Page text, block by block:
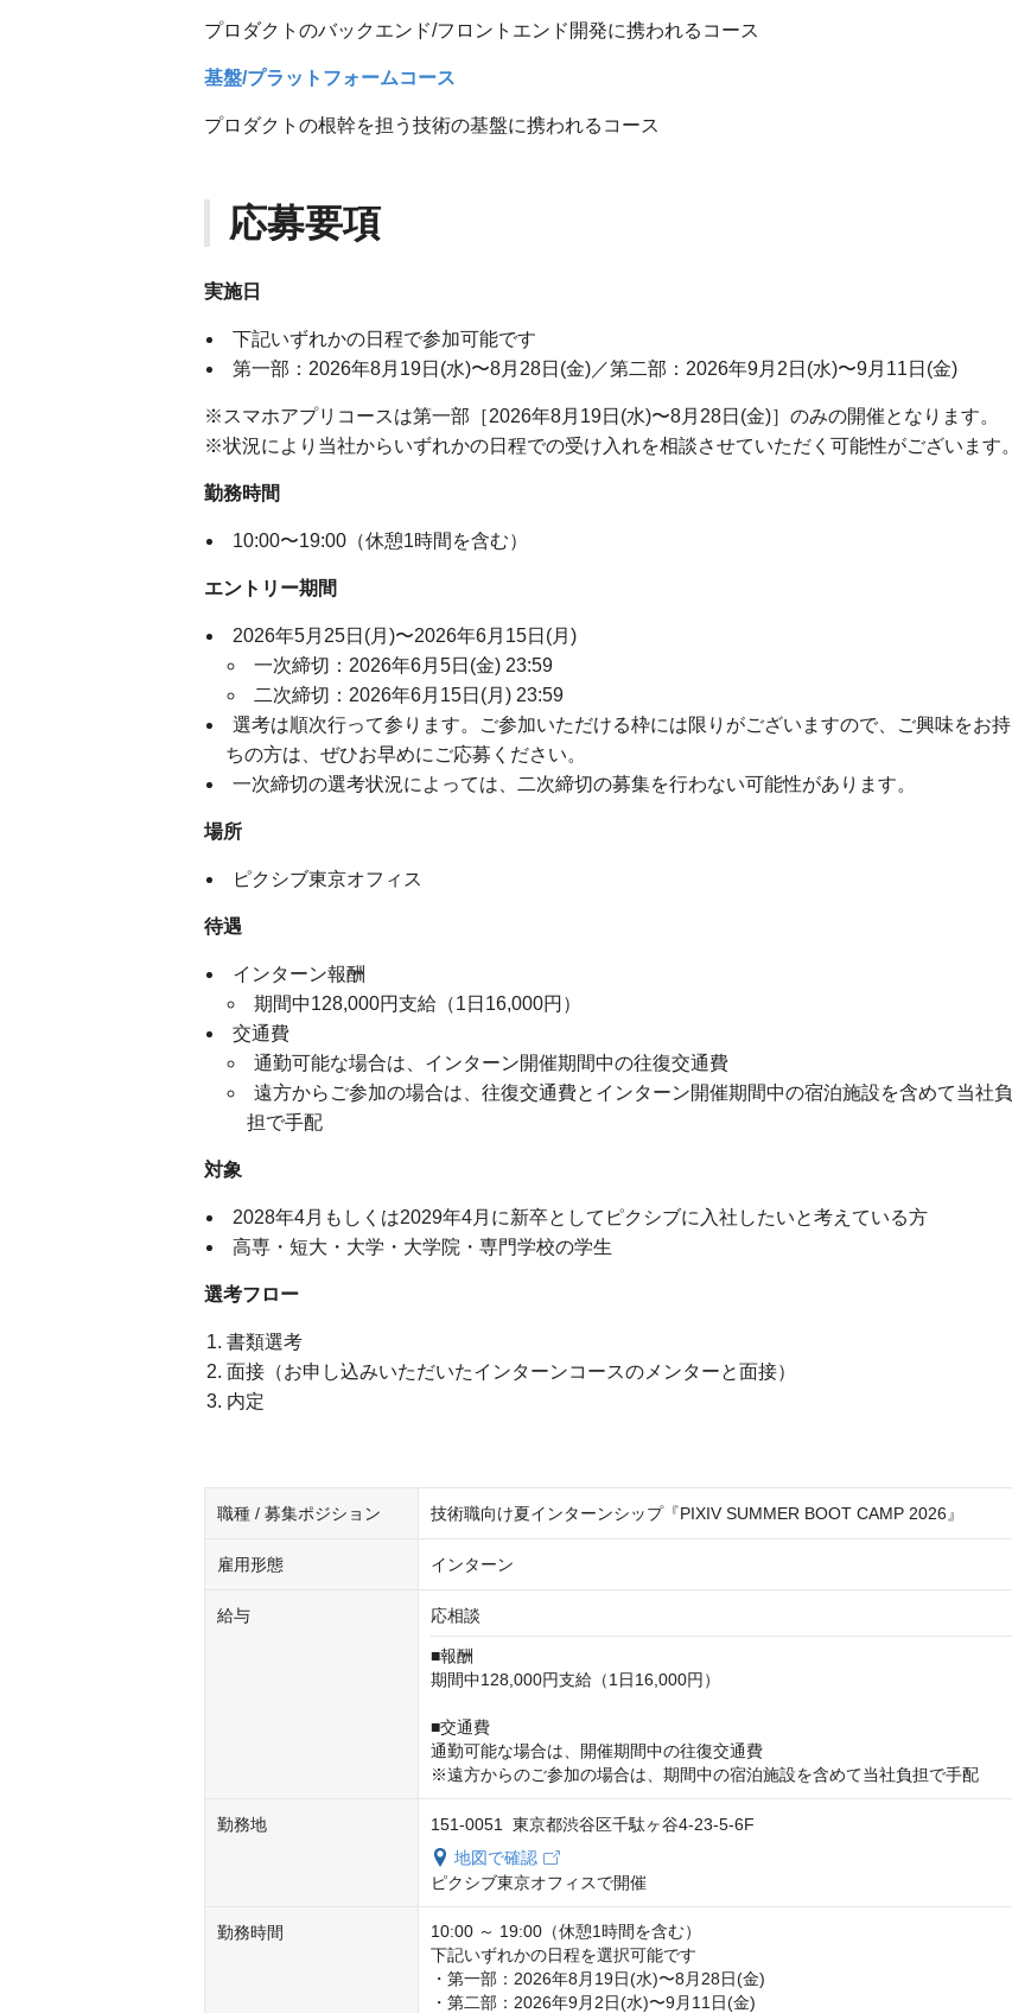
プロダクトのバックエンド/フロントエンド開発に携われるコース
基盤/プラットフォームコース
プロダクトの根幹を担う技術の基盤に携われるコース
応募要項
実施日
下記いずれかの日程で参加可能です
第一部：2026年8月19日(水)〜8月28日(金)／第二部：2026年9月2日(水)〜9月11日(金)
※スマホアプリコースは第一部［2026年8月19日(水)〜8月28日(金)］のみの開催となります。
※状況により当社からいずれかの日程での受け入れを相談させていただく可能性がございます。
勤務時間
10:00〜19:00（休憩1時間を含む）
エントリー期間
2026年5月25日(月)〜2026年6月15日(月)
一次締切：2026年6月5日(金) 23:59
二次締切：2026年6月15日(月) 23:59
選考は順次行って参ります。ご参加いただける枠には限りがございますので、ご興味をお持
ちの方は、ぜひお早めにご応募ください。
一次締切の選考状況によっては、二次締切の募集を行わない可能性があります。
場所
ピクシブ東京オフィス
待遇
インターン報酬
期間中128,000円支給（1日16,000円）
交通費
通勤可能な場合は、インターン開催期間中の往復交通費
遠方からご参加の場合は、往復交通費とインターン開催期間中の宿泊施設を含めて当社負
担で手配
対象
2028年4月もしくは2029年4月に新卒としてピクシブに入社したいと考えている方
高専・短大・大学・大学院・専門学校の学生
選考フロー
書類選考
面接（お申し込みいただいたインターンコースのメンターと面接）
内定
職種 / 募集ポジション 技術職向け夏インターンシップ『PIXIV SUMMER BOOT CAMP 2026』
雇用形態 インターン
給与 応相談
■報酬
期間中128,000円支給（1日16,000円）
■交通費
通勤可能な場合は、開催期間中の往復交通費
※遠方からのご参加の場合は、期間中の宿泊施設を含めて当社負担で手配
勤務地
151-0051 東京都渋谷区千駄ヶ谷4-23-5-6F
地図で確認
ピクシブ東京オフィスで開催
勤務時間
10:00 ～ 19:00（休憩1時間を含む）
下記いずれかの日程を選択可能です
・第一部：2026年8月19日(水)〜8月28日(金)
・第二部：2026年9月2日(水)〜9月11日(金)